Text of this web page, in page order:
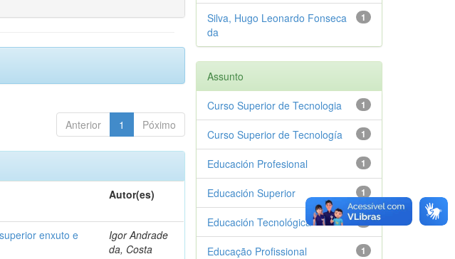
Anterior 1 Póximo
Autor(es)
enxuto e
Igor Andrade
da, Costa
1
Silva, Hugo Leonardo Fonseca
da
Assunto
1
Curso Superior de Tecnologia
1
Curso Superior de Tecnología
1
Educación Profesional
1
Educación Superior
1
Educación Tecnológica
1
Educação Profissional